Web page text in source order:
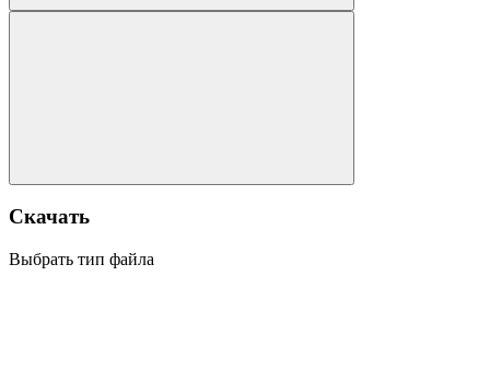
Скачать
Выбрать тип файла